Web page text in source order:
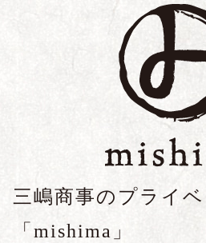
三嶋商事のプライ
「mishima」